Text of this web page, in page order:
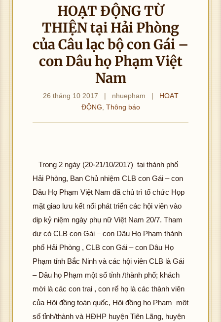
HOẠT ĐỘNG TỪ
THIỆN tại Hải Phòng
của Câu lạc bộ con Gái –
con Dâu họ Phạm Việt
Nam
26 tháng 10 2017 | nhuepham |
HOẠT
ĐỘNG Thông báo
Trong 2 ngày (20-21/10/2017) tại thành phố
Hải Phòng, Ban Chủ nhiệm CLB con Gái – con
Dâu Họ Phạm Việt Nam đã chủ trì tổ chức Họp
mặt giao lưu kết nối phát triển các hội viên vào
dịp kỷ niệm ngày phụ nữ Việt Nam 20/7. Tham
dự có CLB con Gái – con Dâu Họ Phạm thành
phố Hải Phòng , CLB con Gái – con Dâu Họ
Phạm tỉnh Bắc Ninh và các hội viên CLB là Gái
– Dâu họ Phạm một số tỉnh /thành phố; khách
mời là các con trai , con rể họ là các thành viên
của Hội đồng toàn quốc, Hội đồng họ Phạm một
số tỉnh/thành và HĐHP huyện Tiên Lãng, huyện